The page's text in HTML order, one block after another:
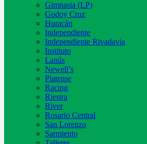
Gimnasia (LP)
Godoy Cruz
Huracán
Independiente
Independiente Rivadavia
Instituto
Lanús
Newell’s
Platense
Racing
Riestra
River
Rosario Central
San Lorenzo
Sarmiento